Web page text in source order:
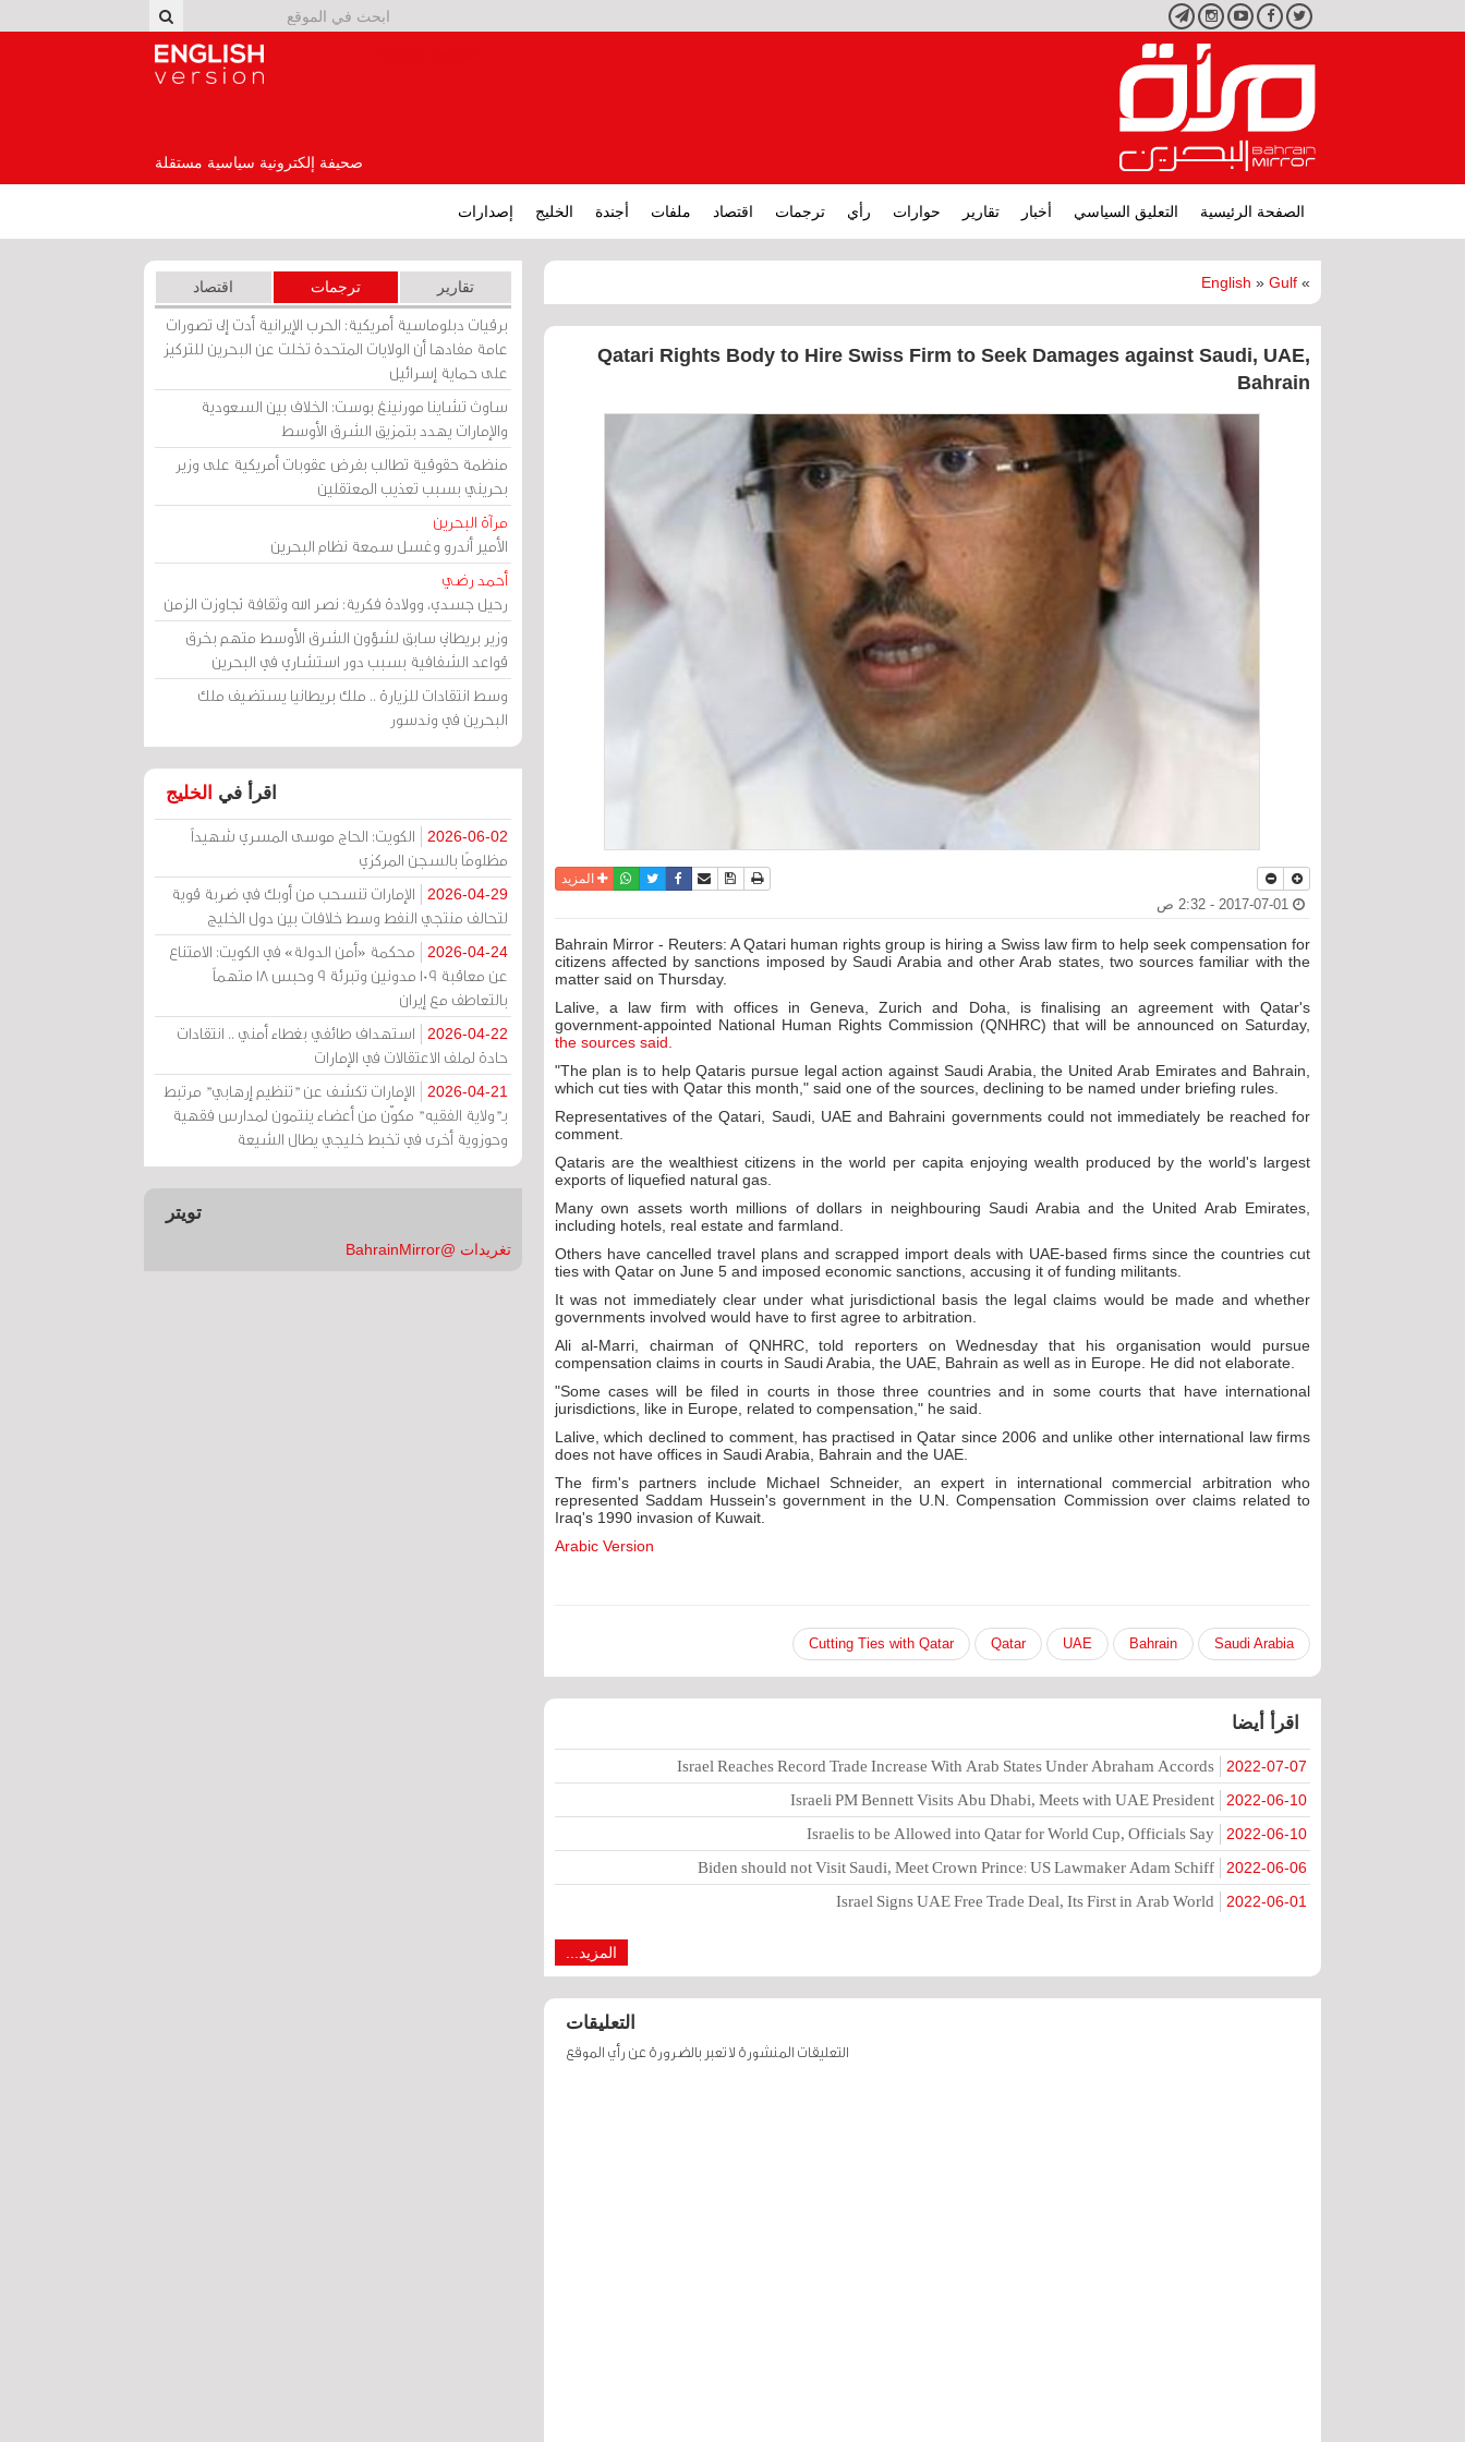
تويتر فيسبوكيوتيوبانستجرامتليجرام
صحيفة إلكترونية سياسية مستقلة
الصفحة الرئيسية التعليق السياسي أخبار تقارير حوارات رأي ترجمات اقتصاد ملفات أجندة الخليج إصدارات
»
English » Gulf
Qatari Rights Body to Hire Swiss Firm to Seek Damages against Saudi, UAE,
Bahrain
نسخة للطباعة
حفظ الموضوع
أرسل الى صديق
فيسبوكتويترواتسابالمزيد
Bahrain Mirror - Reuters: A Qatari human rights group is hiring a Swiss law firm to help seek compensation for
citizens affected by sanctions imposed by Saudi Arabia and other Arab states, two sources familiar with the
matter said on Thursday.
Lalive, a law firm with offices in Geneva, Zurich and Doha, is finalising an agreement with Qatar's
government-appointed National Human Rights Commission (QNHRC) that will be announced on Saturday,
the sources said.
"The plan is to help Qataris pursue legal action against Saudi Arabia, the United Arab Emirates and Bahrain,
which cut ties with Qatar this month," said one of the sources, declining to be named under briefing rules.
Representatives of the Qatari, Saudi, UAE and Bahraini governments could not immediately be reached for
comment.
Qataris are the wealthiest citizens in the world per capita enjoying wealth produced by the world's largest
exports of liquefied natural gas.
Many own assets worth millions of dollars in neighbouring Saudi Arabia and the United Arab Emirates,
including hotels, real estate and farmland.
Others have cancelled travel plans and scrapped import deals with UAE-based firms since the countries cut
ties with Qatar on June 5 and imposed economic sanctions, accusing it of funding militants.
It was not immediately clear under what jurisdictional basis the legal claims would be made and whether
governments involved would have to first agree to arbitration.
Ali al-Marri, chairman of QNHRC, told reporters on Wednesday that his organisation would pursue
compensation claims in courts in Saudi Arabia, the UAE, Bahrain as well as in Europe. He did not elaborate.
"Some cases will be filed in courts in those three countries and in some courts that have international
jurisdictions, like in Europe, related to compensation," he said.
Lalive, which declined to comment, has practised in Qatar since 2006 and unlike other international law firms
does not have offices in Saudi Arabia, Bahrain and the UAE.
The firm's partners include Michael Schneider, an expert in international commercial arbitration who
represented Saddam Hussein's government in the U.N. Compensation Commission over claims related to
Iraq's 1990 invasion of Kuwait.
Arabic Version
Saudi Arabia
Bahrain
UAE
Qatar
Cutting Ties with Qatar
اقرأ أيضا
2022-07-07
Israel Reaches Record Trade Increase With Arab States Under Abraham Accords
2022-06-10
Israeli PM Bennett Visits Abu Dhabi, Meets with UAE President
2022-06-10
Israelis to be Allowed into Qatar for World Cup, Officials Say
2022-06-06
Biden should not Visit Saudi, Meet Crown Prince: US Lawmaker Adam Schiff
2022-06-01
Israel Signs UAE Free Trade Deal, Its First in Arab World
المزيد...
التعليقات
التعليقات المنشورة لا تعبر بالضرورة عن رأي الموقع
تقارير ترجمات اقتصاد
برقيات دبلوماسية أمريكية: الحرب الإيرانية أدت إلى تصورات
عامة مفادها أن الولايات المتحدة تخلت عن البحرين للتركيز
على حماية إسرائيل
ساوث تشاينا مورنينغ بوست: الخلاف بين السعودية
والإمارات يهدد بتمزيق الشرق الأوسط
منظمة حقوقية تطالب بفرض عقوبات أمريكية على وزير
بحريني بسبب تعذيب المعتقلين
مرآة البحرين
الأمير أندرو وغسل سمعة نظام البحرين
أحمد رضي
رحيل جسدي، وولادة فكرية: نصر الله وثقافة تجاوزت الزمن
وزير بريطاني سابق لشؤون الشرق الأوسط متهم بخرق
قواعد الشفافية بسبب دور استشاري في البحرين
وسط انتقادات للزيارة .. ملك بريطانيا يستضيف ملك
البحرين في وندسور
اقرأ في الخليج
2026-06-02
الكويت: الحاج موسى المسري شهيداً
مظلومًا بالسجن المركزي
2026-04-29
الإمارات تنسحب من أوبك في ضربة قوية
لتحالف منتجي النفط وسط خلافات بين دول الخليج
2026-04-24
محكمة «أمن الدولة» في الكويت: الامتناع
عن معاقبة 109 مدونين وتبرئة 9 وحبس 18 متهماً
بالتعاطف مع إيران
2026-04-22
استهداف طائفي بغطاء أمني .. انتقادات
حادة لملف الاعتقالات في الإمارات
2026-04-21
الإمارات تكشف عن "تنظيم إرهابي" مرتبط
بـ"ولاية الفقيه" مكوّن من أعضاء ينتمون لمدارس فقهية
وحوزوية أخرى في تخبط خليجي يطال الشيعة
تويتر
تغريدات @BahrainMirror